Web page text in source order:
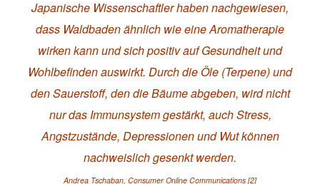
Japanische Wissenschaftler haben nachgewiesen,
dass Waldbaden ähnlich wie eine Aromatherapie
wirken kann und sich positiv auf Gesundheit und
Wohlbefinden auswirkt. Durch die Öle (Terpene) und
den Sauerstoff, den die Bäume abgeben, wird nicht
nur das Immunsystem gestärkt, auch Stress,
Angstzustände, Depressionen und Wut können
nachweislich gesenkt werden.
Andrea Tschaban, Consumer Online Communications [2]